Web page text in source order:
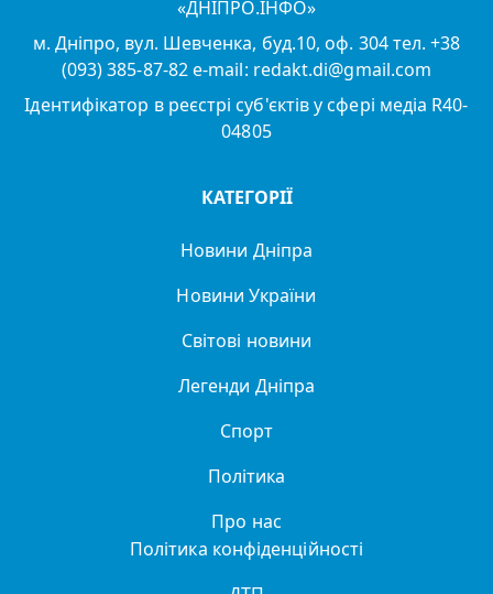
«ДНІПРО.ІНФО»
м. Дніпро, вул. Шевченка, буд.10, оф. 304 тел. +38
(093) 385-87-82 e-mail: redakt.di@gmail.com
Ідентифікатор в реєстрі суб'єктів у сфері медіа R40-
04805
КАТЕГОРІЇ
Новини Дніпра
Новини України
Світові новини
Легенди Дніпра
Спорт
Політика
Про нас
Політика конфіденційності